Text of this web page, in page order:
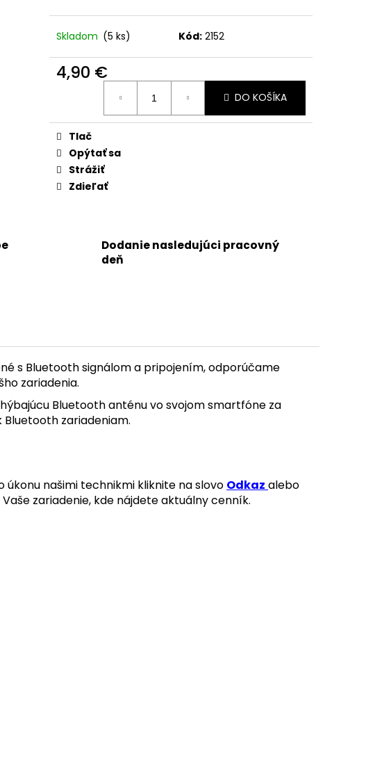
Skladom (5 ks) Kód: 2152
4,90 €
Jednotková
DO KOŠÍKA
Tlač
Opýtať sa
Strážiť
Zdieľať
Dodanie nasledujúci pracovný
deň
s Bluetooth signálom a pripojením, odporúčame
zariadenia.
Bluetooth anténu vo svojom smartfóne za
zariadeniam.
našimi technikmi kliknite na slovo Odkaz alebo
zariadenie, kde nájdete aktuálny cenník.
APPLE IPHONE 14 - OEM BATÉRIA
3279MAH - SMARTPREMIUM